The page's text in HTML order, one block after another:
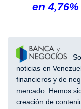
en
noticias en
financieros y de
mercado. Hemos
creación de